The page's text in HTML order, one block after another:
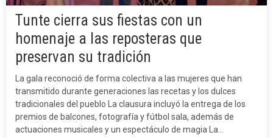
Tunte cierra sus fiestas con un
homenaje a las reposteras que
preservan su tradición
La gala reconoció de forma colectiva a las mujeres que han
transmitido durante generaciones las recetas y los dulces
tradicionales del pueblo La clausura incluyó la entrega de los
premios de balcones, fotografía y fútbol sala, además de
actuaciones musicales y un espectáculo de magia La…